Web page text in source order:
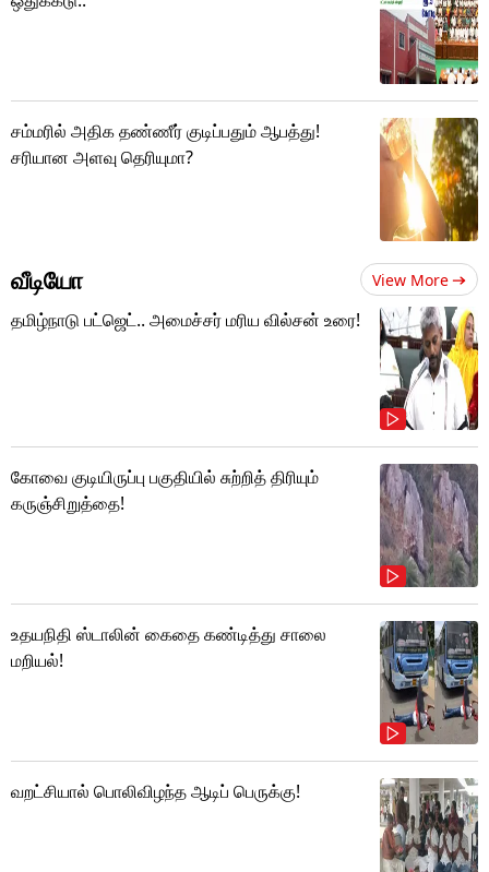
சம்மரில் அதிக தண்ணீர் குடிப்பதும் ஆபத்து!
சரியான அளவு தெரியுமா?
வீடியோ View More
தமிழ்நாடு பட்ஜெட்.. அமைச்சர் மரிய வில்சன் உரை!
கோவை குடியிருப்பு பகுதியில் சுற்றித் திரியும்
கருஞ்சிறுத்தை!
உதயநிதி ஸ்டாலின் கைதை கண்டித்து சாலை
மறியல்!
வறட்சியால் பொலிவிழந்த ஆடிப் பெருக்கு!